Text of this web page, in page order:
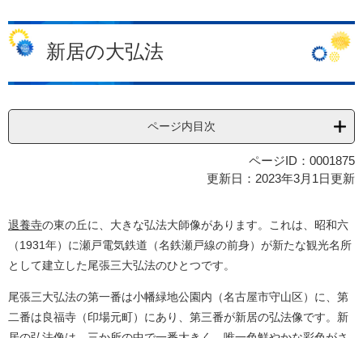
本
文
新居の大弘法
ページ内目次
ページID：0001875
更新日：2023年3月1日更新
退養寺の東の丘に、大きな弘法大師像があります。これは、昭和六
（1931年）に瀬戸電気鉄道（名鉄瀬戸線の前身）が新たな観光名所
として建立した尾張三大弘法のひとつです。
尾張三大弘法の第一番は小幡緑地公園内（名古屋市守山区）に、第
二番は良福寺（印場元町）にあり、第三番が新居の弘法像です。新